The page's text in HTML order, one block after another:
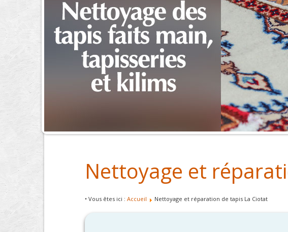
Nettoyage et
• Vous êtes ici : Accueil Nettoyage et réparation de tapis La Ciotat